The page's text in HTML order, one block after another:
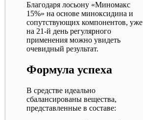
Благодаря лосьону «Миномакс
15%» на основе миноксидина и
сопутствующих компонентов, уже
на 21-й день регулярного
применения можно увидеть
очевидный результат.
Формула успеха
В средстве идеально
сбалансированы вещества,
представленные в составе: